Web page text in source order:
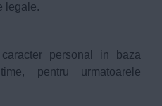
legale.
personal in baza
pentru urmatoarele